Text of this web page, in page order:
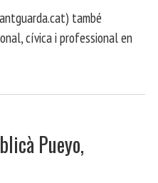
també
cívica i professional en
Pueyo,